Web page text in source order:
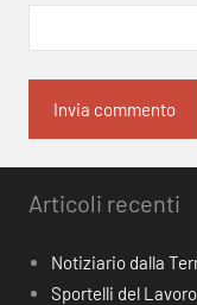
Articoli recenti
Notiziario dalla
Sportelli del